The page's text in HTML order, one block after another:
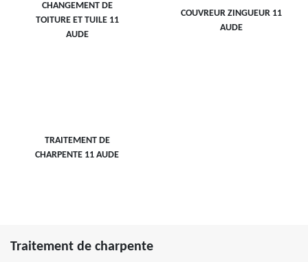
CHANGEMENT DE
TOITURE ET TUILE 11
AUDE
COUVREUR ZINGUEUR 11
AUDE
TRAITEMENT DE
CHARPENTE 11 AUDE
Traitement de charpente